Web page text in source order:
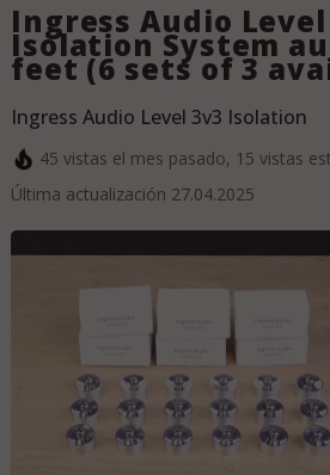
Ingress Audio Level
Isolation System
feet (6 sets of 3
Ingress Audio Level 3v3 Isolation
45 vistas el mes pasado, 15 vistas
Última actualización 27.04.2025